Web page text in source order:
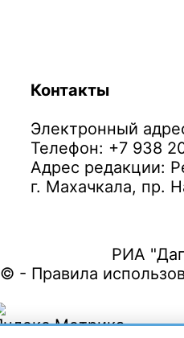
Контакты
Электронный
Телефон: +7 938
Адрес редакции:
г. Махачкала, пр.
РИА
© - Правила